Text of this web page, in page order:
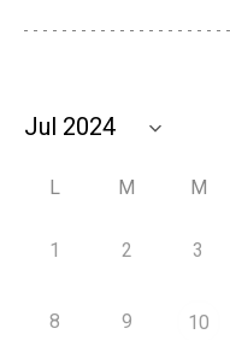
L M M
1 2 3
8 9 10